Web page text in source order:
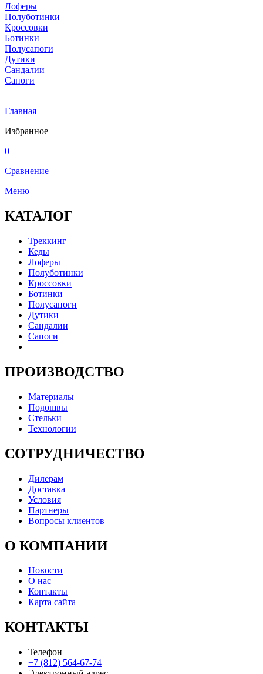
Лоферы
Полуботинки
Кроссовки
Ботинки
Полусапоги
Дутики
Сандалии
Сапоги
Главная
Избранное
0
Сравнение
Меню
КАТАЛОГ
Треккинг
Кеды
Лоферы
Полуботинки
Кроссовки
Ботинки
Полусапоги
Дутики
Сандалии
Сапоги
ПРОИЗВОДСТВО
Материалы
Подошвы
Стельки
Технологии
СОТРУДНИЧЕСТВО
Дилерам
Доставка
Условия
Партнеры
Вопросы клиентов
О КОМПАНИИ
Новости
О нас
Контакты
Карта сайта
КОНТАКТЫ
Телефон
+7 (812) 564-67-74